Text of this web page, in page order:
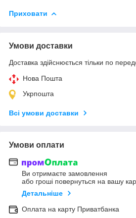
Приховати
Умови доставки
Доставка здійснюється тільки по
Нова Пошта
Укрпошта
Всі умови доставки
Умови оплати
Ви отримаєте замовлення
або гроші повернуться на вашу
Детальніше
Оплата на карту Приватбанка